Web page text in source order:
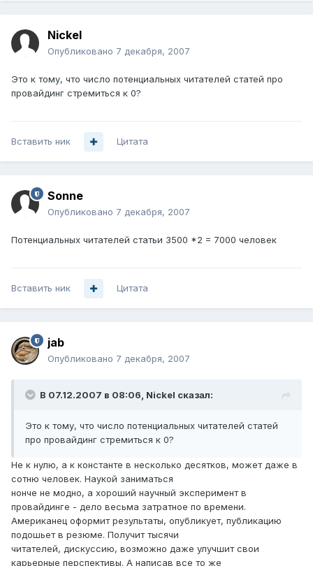
Nickel
Опубликовано 7 декабря, 2007
Это к тому, что число потенциальных читателей статей про
провайдинг стремиться к 0?
Вставить ник Цитата
Sonne
Опубликовано 7 декабря, 2007
Потенциальных читателей статьи 3500 *2 = 7000 человек
Вставить ник Цитата
jab
Опубликовано 7 декабря, 2007
В 07.12.2007 в 08:06, Nickel сказал:
Это к тому, что число потенциальных читателей статей
про провайдинг стремиться к 0?
Не к нулю, а к константе в несколько десятков, может даже в
сотню человек. Наукой заниматься
нонче не модно, а хороший научный эксперимент в
провайдинге - дело весьма затратное по времени.
Американец оформит результаты, опубликует, публикацию
подошьет в резюме. Получит тысячи
читателей, дискуссию, возможно даже улучшит свои
карьерные перспективы. А написав все то же